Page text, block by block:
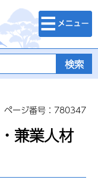
検索・メニュ
ー
ページ番号：780347
兼業人材